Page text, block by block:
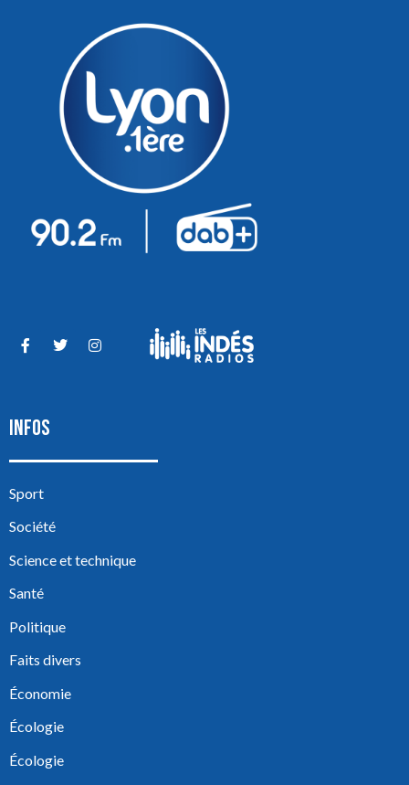
INFOS
Sport
Société
Science et technique
Santé
Politique
Faits divers
Économie
Écologie
Écologie